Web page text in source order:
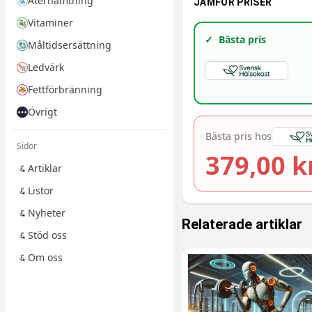
Vitaminer
Måltidsersättning
Ledvärk
Fettförbränning
Övrigt
Sidor
Artiklar
Listor
Nyheter
Stöd oss
Om oss
✓ Bästa pris
Bästa pris hos
379,00
Relaterade artiklar